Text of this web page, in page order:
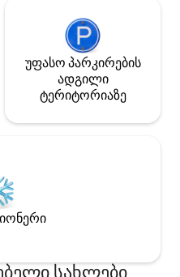
უფასო პარკირების
ადგილი
ტერიტორიაზე